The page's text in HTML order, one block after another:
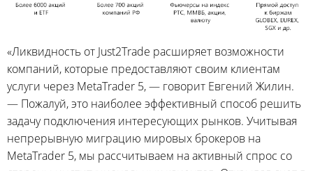
«Ликвидность от Just2Trade расширяет возможности
компаний, которые предоставляют своим клиентам
услуги через MetaTrader 5, — говорит Евгений Жилин.
— Пожалуй, это наиболее эффективный способ решить
задачу подключения интересующих рынков. Учитывая
непрерывную миграцию мировых брокеров на
MetaTrader 5, мы рассчитываем на активный спрос со